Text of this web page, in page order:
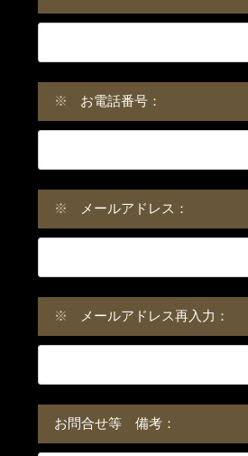
※ お電話番号：
※ メールアドレス：
※ メールアドレス再入力：
お問合せ等 備考：